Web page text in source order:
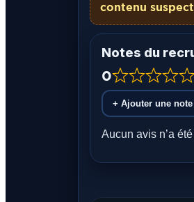
contenu
Notes du
0
+ Ajouter une note
Aucun avis n’a